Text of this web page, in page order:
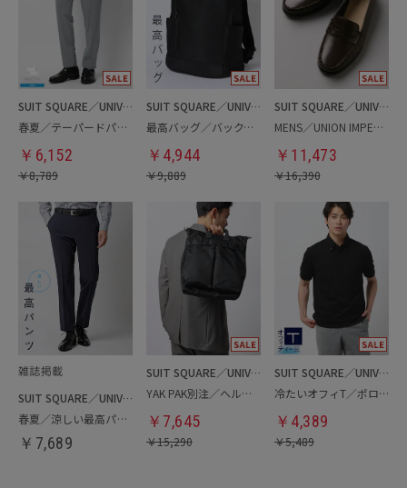
SUIT SQUARE／UNIVERSAL LANGUAGE
春夏／テーパードパンツ
￥ 6,152
￥8,789
SUIT SQUARE／UNIVERSAL LANGUAGE
最高バッグ／バックパック
￥ 4,944
￥9,889
SUIT SQUARE／UNIVERSAL LANGUAGE
MENS／UNION IMPERIAL監修／コインローファー
￥ 11,473
￥16,390
SUIT SQUARE／UNIVERSAL LANGUAGE
春夏／涼しい最高パンツ
￥ 7,689
SUIT SQUARE／UNIVERSAL LANGUAGE
YAK PAK別注／ヘルメットバッグ
￥ 7,645
￥15,290
SUIT SQUARE／UNIVERSAL LANGUAGE
冷たいオフィT／ポロシャツ
￥ 4,389
￥5,489